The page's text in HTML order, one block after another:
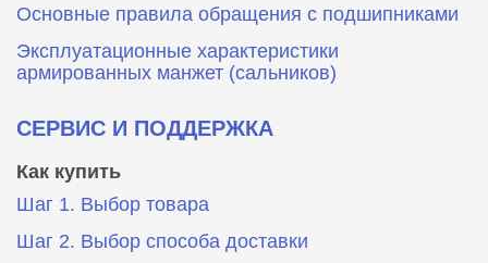
Основные правила обращения с подшипниками
Эксплуатационные характеристики
армированных манжет (сальников)
СЕРВИС И ПОДДЕРЖКА
Как купить
Шаг 1. Выбор товара
Шаг 2. Выбор способа доставки